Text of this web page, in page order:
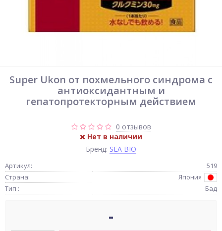
Super Ukon от похмельного синдрома с
антиоксидантным и
гепатопротекторным действием
0 отзывов
Нет в наличии
Бренд: SEA BIO
Артикул:
519
Страна:
Япония
Тип :
Бад
-